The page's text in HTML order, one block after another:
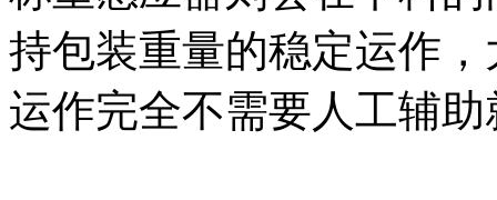
持包装重量的稳定运作
运作完全不需要人工辅